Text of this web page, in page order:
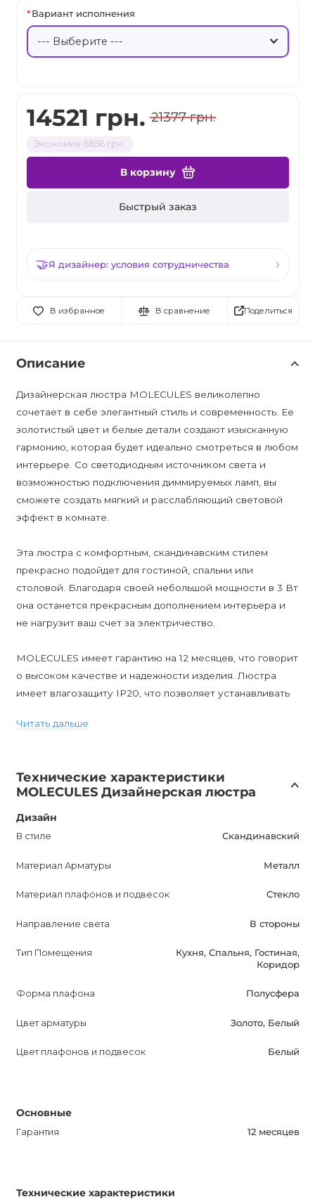
14521 грн. 21377 грн.
Экономия 6856 грн.
В корзину
Быстрый заказ
Я дизайнер: условия сотрудничества
В избранное В сравнение
Вариант исполнения
Поделиться
Описание
Дизайнерская люстра MOLECULES великолепно
сочетает в себе элегантный стиль и современность. Ее
золотистый цвет и белые детали создают изысканную
гармонию, которая будет идеально смотреться в любом
интерьере. Со светодиодным источником света и
возможностью подключения диммируемых ламп, вы
сможете создать мягкий и расслабляющий световой
эффект в комнате.
Эта люстра с комфортным, скандинавским стилем
прекрасно подойдет для гостиной, спальни или
столовой. Благодаря своей небольшой мощности в 3 Вт
она останется прекрасным дополнением интерьера и
не нагрузит ваш счет за электричество.
MOLECULES имеет гарантию на 12 месяцев, что говорит
о высоком качестве и надежности изделия. Люстра
имеет влагозащиту IP20, что позволяет устанавливать
8 E-10, F-7) позволяет создать интересные и необычные
игры света.
MOLECULES Золото, Белый - это продукт, который
Он притягательный для глаз и привлекательный для
обогатить свой интерьер стильной и функциональной
люстрой, которая излучает приятный свет и создает
MOLECULES, являясь воплощением современной
эстетики, делает эту люстру весьма привлекательной
вариантом для тех, кто ценит качество и красоту.
Читать дальше
Технические характеристики
MOLECULES Дизайнерская люстра
Дизайн
В стиле Скандинавский
Материал Арматуры Металл
Материал плафонов и подвесок Стекло
Направление света В стороны
Тип Помещения
Кухня, Спальня, Гостиная,
Коридор
Форма плафона Полусфера
Цвет арматуры Золото, Белый
Цвет плафонов и подвесок Белый
Основные
Гарантия 12 месяцев
Технические характеристики